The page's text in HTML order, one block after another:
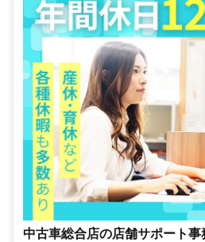
中古車総合店の店舗サポート事